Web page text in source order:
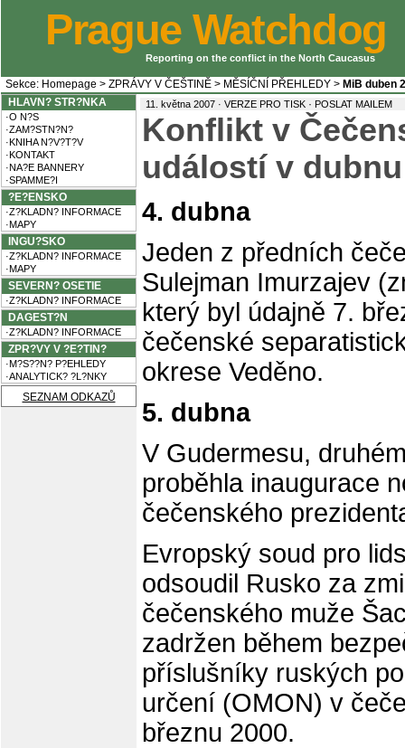
Prague Watchdog
Reporting on the conflict in the North Caucasus
Sekce: Homepage > ZPRÁVY V ČEŠTINĚ > MĚSÍČNÍ PŘEHLEDY > MiB duben
HLAVN? STR?NKA
·O N?S
·ZAM?STN?N?
·KNIHA N?V?T?V
·KONTAKT
·NA?E BANNERY
·SPAMME?I
?E?ENSKO
·Z?KLADN? INFORMACE
·MAPY
INGU?SKO
·Z?KLADN? INFORMACE
·MAPY
SEVERN? OSETIE
·Z?KLADN? INFORMACE
DAGEST?N
·Z?KLADN? INFORMACE
ZPR?VY V ?E?TIN?
·M?S??N? P?EHLEDY
·ANALYTICK? ?L?NKY
SEZNAM ODKAZŮ
11. května 2007 · VERZE PRO TISK · POSLAT MAILEM
Konflikt v
událostí v
4. dubna
Jeden z předních
Sulejman Imurzajev
který byl údajně 7.
čečenské
okrese Veděno.
5. dubna
V Gudermesu,
proběhla inaugurace
čečenského
Evropský soud pro
odsoudil Rusko za
čečenského muže
zadržen během
příslušníky ruských
určení (OMON) v
březnu 2000.